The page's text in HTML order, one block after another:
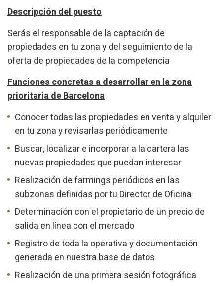
Descripción del puesto
Serás el responsable de la captación de
propiedades en tu zona y del seguimiento de la
oferta de propiedades de la competencia
Funciones concretas a desarrollar en la zona
prioritaria de Barcelona
Conocer todas las propiedades en venta y alquiler
en tu zona y revisarlas periódicamente
Buscar, localizar e incorporar a la cartera las
nuevas propiedades que puedan interesar
Realización de farmings periódicos en las
subzonas definidas por tu Director de Oficina
Determinación con el propietario de un precio de
salida en línea con el mercado
Registro de toda la operativa y documentación
generada en nuestra base de datos
Realización de una primera sesión fotográfica
Analytics and personalization
They allow the monitoring and analysis of the behavior of
the users of this website. The information collected
through this type of cookies is used to measure the activity
order to introduce improvements based on the analysis of
the usage data made by the users of the service. They
allow us to save the user's preference information to
improve the quality of our services and to offer a better
Marketing and advertising
These cookies are used to store information about the
preferences and personal choices of the user through the
continuous observation of their browsing habits. Thanks to
them, we can know the browsing habits on the website and
display advertising related to the user's browsing profile.